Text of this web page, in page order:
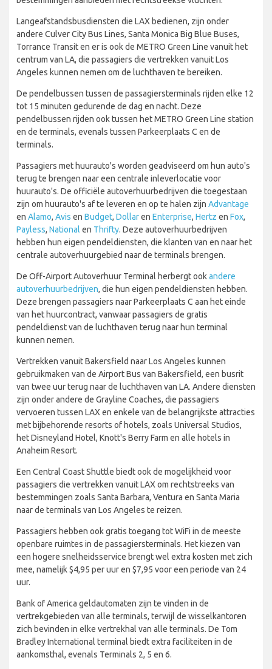
Langeafstandsbusdiensten die LAX bedienen, zijn onder
andere Culver City Bus Lines, Santa Monica Big Blue Buses,
Torrance Transit en er is ook de METRO Green Line vanuit het
centrum van LA, die passagiers die vertrekken vanuit Los
Angeles kunnen nemen om de luchthaven te bereiken.
De pendelbussen tussen de passagiersterminals rijden elke 12
tot 15 minuten gedurende de dag en nacht. Deze
pendelbussen rijden ook tussen het METRO Green Line station
en de terminals, evenals tussen Parkeerplaats C en de
terminals.
Passagiers met huurauto's worden geadviseerd om hun auto's
terug te brengen naar een centrale inleverlocatie voor
huurauto's. De officiële autoverhuurbedrijven die toegestaan
zijn om huurauto's af te leveren en op te halen zijn Advantage
en Alamo, Avis en Budget, Dollaren Enterprise, Hertz en Fox,
Payless, National en Thrifty. Deze autoverhuurbedrijven
hebben hun eigen pendeldiensten, die klanten van en naar het
centrale autoverhuurgebied naar de terminals brengen.
De Off-Airport Autoverhuur Terminal herbergt ookandere
autoverhuurbedrijven, die hun eigen pendeldiensten hebben.
Deze brengen passagiers naar Parkeerplaats C aan het einde
van het huurcontract, vanwaar passagiers de gratis
pendeldienst van de luchthaven terug naar hun terminal
kunnen nemen.
Vertrekken vanuit Bakersfield naar Los Angeles kunnen
gebruikmaken van de Airport Bus van Bakersfield, een busrit
van twee uur terug naar de luchthaven van LA. Andere diensten
zijn onder andere de Grayline Coaches, die passagiers
vervoeren tussen LAX en enkele van de belangrijkste attracties
met bijbehorende resorts of hotels, zoals Universal Studios,
het Disneyland Hotel, Knott's Berry Farm en alle hotels in
Anaheim Resort.
Een Central Coast Shuttle biedt ook de mogelijkheid voor
passagiers die vertrekken vanuit LAX om rechtstreeks van
bestemmingen zoals Santa Barbara, Ventura en Santa Maria
naar de terminals van Los Angeles te reizen.
Passagiers hebben ook gratis toegang tot WiFi in de meeste
openbare ruimtes in de passagiersterminals. Het kiezen van
een hogere snelheidsservice brengt wel extra kosten met zich
mee, namelijk $4,95 per uur en $7,95 voor een periode van 24
uur.
Bank of America geldautomaten zijn te vinden in de
vertrekgebieden van alle terminals, terwijl de wisselkantoren
zich bevinden in elke vertrekhal van alle terminals. De Tom
Bradley International terminal biedt extra faciliteiten in de
aankomsthal, evenals Terminals 2, 5 en 6.